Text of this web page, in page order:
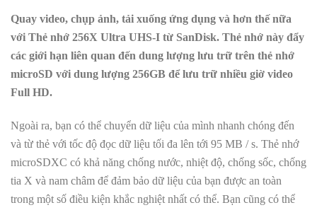
Quay video, chụp ảnh, tải xuống ứng dụng và hơn thế nữa
với Thẻ nhớ 256X Ultra UHS-I từ SanDisk. Thẻ nhớ này đẩy
các giới hạn liên quan đến dung lượng lưu trữ trên thẻ nhớ
microSD với dung lượng 256GB để lưu trữ nhiều giờ video
Full HD.
Ngoài ra, bạn có thể chuyển dữ liệu của mình nhanh chóng đến
và từ thẻ với tốc độ đọc dữ liệu tối đa lên tới 95 MB / s. Thẻ nhớ
microSDXC có khả năng chống nước, nhiệt độ, chống sốc, chống
tia X và nam châm để đảm bảo dữ liệu của bạn được an toàn
trong một số điều kiện khắc nghiệt nhất có thể. Bạn cũng có thể